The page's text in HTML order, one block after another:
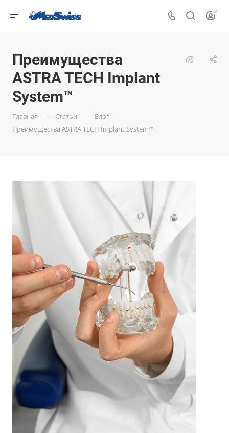
Преимущества
ASTRA TECH Implant
System™
Главная — Статьи — Блог —
Преимущества ASTRA TECH Implant System™